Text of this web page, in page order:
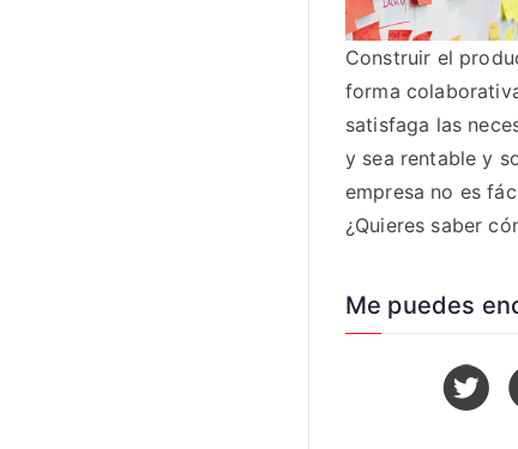
Construir el
forma
satisfaga las
y sea rentable y
empresa no es
¿Quieres saber
Me puedes